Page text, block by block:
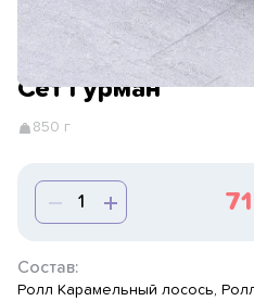
Сет Гурман
850 г
Состав:
Ролл Карамельный лосось,